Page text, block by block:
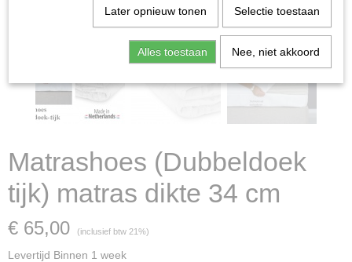
Matrashoes (Dubbeldoek
tijk) matras dikte 34 cm
€ 65,00 (inclusief btw 21%)
Levertijd Binnen 1 week
Later opnieuw tonen Selectie toestaan
Alles toestaan Nee, niet akkoord